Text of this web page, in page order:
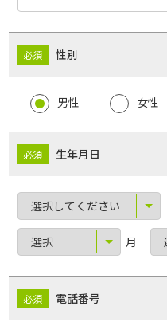
性別
男性 女性
生年月日
月
電話番号